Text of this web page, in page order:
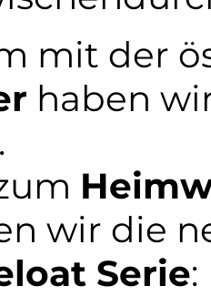
mit der
haben
wir die
Serie: